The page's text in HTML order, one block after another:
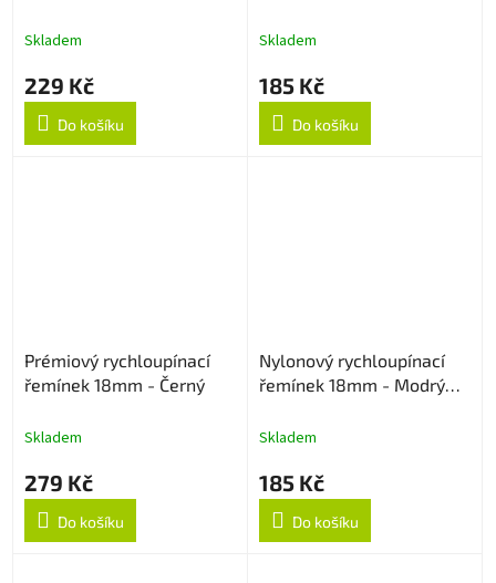
Skladem
229 Kč
Do košíku
Skladem
185 Kč
Do košíku
Prémiový rychloupínací
řemínek 18mm - Černý
Skladem
279 Kč
Do košíku
Nylonový rychloupínací
řemínek 18mm - Modrý
Skladem
185 Kč
Do košíku